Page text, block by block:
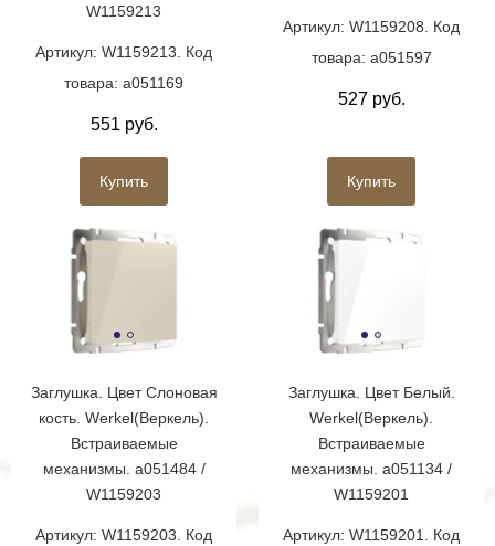
W1159213
Артикул: W1159213. Код
товара: a051169
551 руб.
Купить
Артикул: W1159208. Код
товара: a051597
527 руб.
Купить
Заглушка. Цвет Слоновая
кость. Werkel(Веркель).
Встраиваемые
механизмы. a051484 /
W1159203
Артикул: W1159203. Код
Заглушка. Цвет Белый.
Werkel(Веркель).
Встраиваемые
механизмы. a051134 /
W1159201
Артикул: W1159201. Код